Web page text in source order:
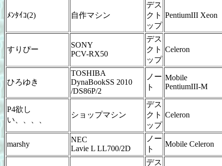
ﾒﾝﾀｲｺ(2) 自作マシン
デス
クト
ップ
PentiumIII Xeon
すりぴー
SONY
PCV-RX50
デス
クト
ップ
Celeron
ひろゆき
TOSHIBA
DynaBookSS 2010
/DS86P/2
ノー
ト
Mobile
PentiumIII-M
P4欲し
い、、、、
ショップマシン
デス
クト
ップ
Celeron
marshy
NEC
Lavie L LL700/2D
ノー
ト
Mobile Celeron
デス